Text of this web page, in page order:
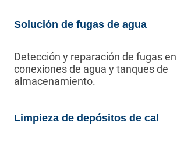
Solución de fugas de agua
Detección y reparación de fugas
conexiones de agua y tanques de
almacenamiento.
Limpieza de depósitos de cal